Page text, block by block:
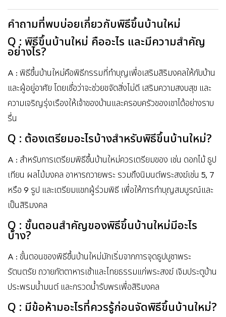
คำถามที่พบบ่อยเกี่ยวกับพิธีขึ้นบ้านใหม่
Q : พิธีขึ้นบ้านใหม่ คืออะไร และมีความสำคัญ
อย่างไร?
A : พิธีขึ้นบ้านใหม่คือพิธีกรรมที่ทำบุญเพื่อเสริมสิริมงคลให้กับบ้าน
และผู้อยู่อาศัย โดยเชื่อว่าจะช่วยขจัดสิ่งไม่ดี เสริมความสงบสุข และ
ความเจริญรุ่งเรืองให้เจ้าของบ้านและครอบครัวของเขาได้อย่างราบ
รื่น
Q : ต้องเตรียมอะไรบ้างสำหรับพิธีขึ้นบ้านใหม่?
A : สำหรับการเตรียมพิธีขึ้นบ้านใหม่ควรเตรียมของ เช่น ดอกไม้ ธูป
เทียน ผลไม้มงคล อาหารถวายพระ รวมถึงนิมนต์พระสงฆ์เช่น 5, 7
หรือ 9 รูป และเตรียมแขกผู้ร่วมพิธี เพื่อให้การทำบุญสมบูรณ์และ
เป็นสิริมงคล
Q : ขั้นตอนสำคัญของพิธีขึ้นบ้านใหม่มีอะไร
บ้าง?
A : ขั้นตอนของพิธีขึ้นบ้านใหม่มักเริ่มจากการจุดธูปบูชาพระ
รัตนตรัย ถวายภัตตาหารเช้าและไทยธรรมแก่พระสงฆ์ เจิมประตูบ้าน
ประพรมน้ำมนต์ และกรวดน้ำรับพรเพื่อสิริมงคล
Q : มีข้อห้ามอะไรที่ควรรู้ก่อนจัดพิธีขึ้นบ้านใหม่?